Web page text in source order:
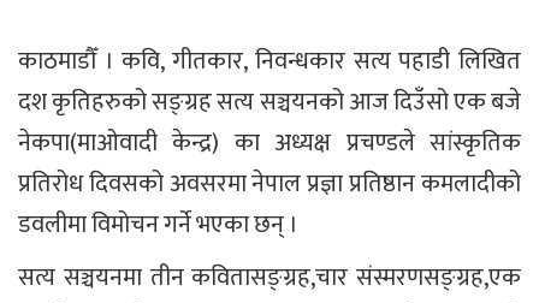
काठमाडौँ । कवि, गीतकार, निवन्धकार सत्य पहाडी लिखित
दश कृतिहरुको सङ्ग्रह सत्य सञ्चयनको आज दिउँसो एक बजे
नेकपा(माओवादी केन्द्र) का अध्यक्ष प्रचण्डले सांस्कृतिक
प्रतिरोध दिवसको अवसरमा नेपाल प्रज्ञा प्रतिष्ठान कमलादीको
डवलीमा विमोचन गर्ने भएका छन् ।
सत्य सञ्चयनमा तीन कवितासङ्ग्रह,चार संस्मरणसङ्ग्रह,एक